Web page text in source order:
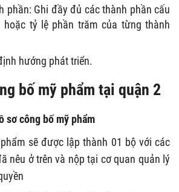
phần: Ghi đầy đủ các thành phần cấu
hoặc tỷ lệ phần trăm của từng thành
hướng phát triển.
bố mỹ phẩm tại quận 2
sơ công bố mỹ phẩm
sẽ được lập thành 01 bộ với các
nêu ở trên và nộp tại cơ quan quản lý